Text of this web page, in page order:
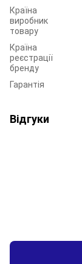
Країна
виробник
товару
Країна
реєстрації
бренду
Гарантія
Відгуки